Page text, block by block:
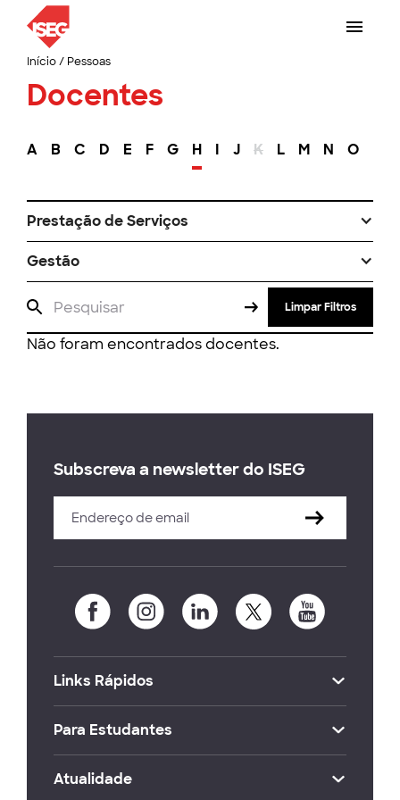
Início/ Pessoas
Docentes
A B C D E F G H I J K L M N O
Prestação de Serviços
Gestão
Limpar Filtros
Não foram encontrados docentes.
Subscreva a newsletter do ISEG
Links Rápidos
Para Estudantes
Atualidade